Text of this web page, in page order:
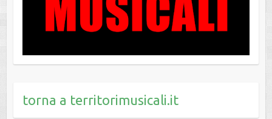
torna a territorimusicali.it